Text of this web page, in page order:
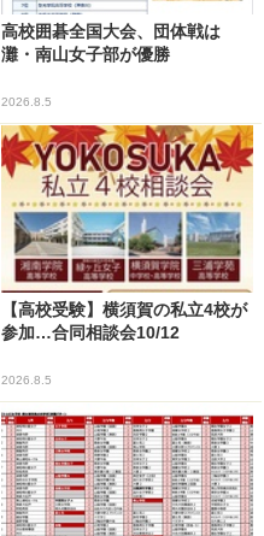
高校囲碁全国大会、団体戦は
灘・南山女子部が優勝
2026.8.5
【高校受験】横須賀の私立4校が
参加…合同相談会10/12
2026.8.5